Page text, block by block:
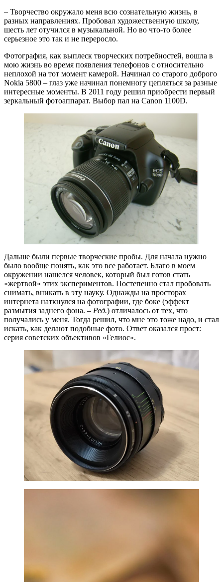
– Творчество окружало меня всю сознательную жизнь, в
разных направлениях. Пробовал художественную школу,
шесть лет отучился в музыкальной. Но во что-то более
серьезное это так и не переросло.
Фотография, как выплеск творческих потребностей, вошла в
мою жизнь во время появления телефонов с относительно
неплохой на тот момент камерой. Начинал со старого доброго
Nokia 5800 – глаз уже начинал понемногу цепляться за разные
интересные моменты. В 2011 году решил приобрести первый
зеркальный фотоаппарат. Выбор пал на Canon 1100D.
Дальше были первые творческие пробы. Для начала нужно
было вообще понять, как это все работает. Благо в моем
окружении нашелся человек, который был готов стать
«жертвой» этих экспериментов. Постепенно стал пробовать
снимать, вникать в эту науку. Однажды на просторах
интернета наткнулся на фотографии, где боке (эффект
размытия заднего фона. – Ред.) отличалось от тех, что
получались у меня. Тогда решил, что мне это тоже надо, и стал
искать, как делают подобные фото. Ответ оказался прост:
серия советских объективов «Гелиос».